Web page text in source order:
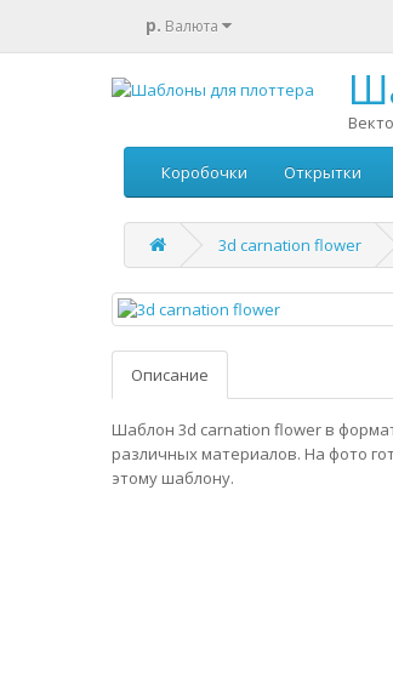
р. Валюта
Коробочки Открытки
3d carnation flower
Описание
Шаблон 3d carnation flower в
различных материалов. На фото
этому шаблону.